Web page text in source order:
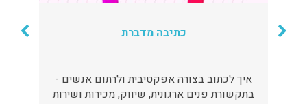
כתיבה מדברת
איך לכתוב בצורה אפקטיבית ולרתום אנשים -
בתקשורת פנים ארגונית, שיווק, מכירות ושירות